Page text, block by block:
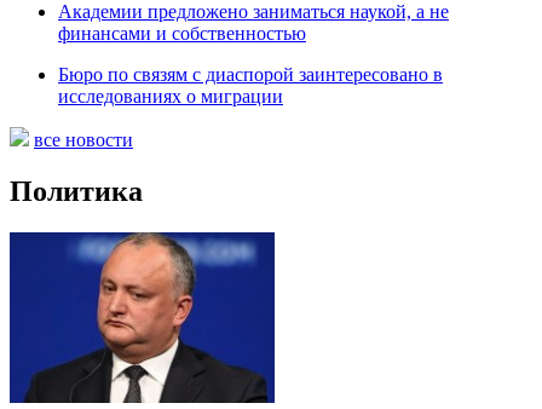
Академии предложено заниматься наукой, а не
финансами и собственностью
Бюро по связям с диаспорой заинтересовано в
исследованиях о миграции
все новости
Политика